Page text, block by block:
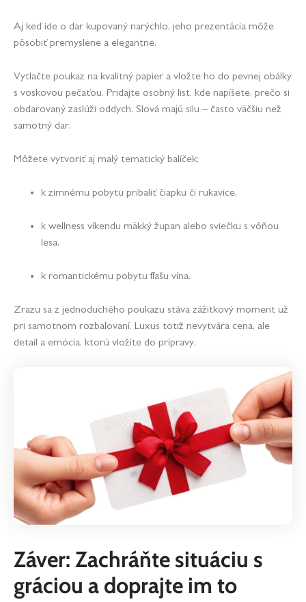
Aj keď ide o dar kupovaný narýchlo, jeho prezentácia môže
pôsobiť premyslene a elegantne.
Vytlačte poukaz na kvalitný papier a vložte ho do pevnej obálky
s voskovou pečaťou. Pridajte osobný list, kde napíšete, prečo si
obdarovaný zaslúži oddych. Slová majú silu – často väčšiu než
samotný dar.
Môžete vytvoriť aj malý tematický balíček:
k zimnému pobytu pribaliť čiapku či rukavice,
k wellness víkendu mäkký župan alebo sviečku s vôňou
lesa,
k romantickému pobytu fľašu vína.
Zrazu sa z jednoduchého poukazu stáva zážitkový moment už
pri samotnom rozbaľovaní. Luxus totiž nevytvára cena, ale
detail a emócia, ktorú vložíte do prípravy.
Záver: Zachráňte situáciu s
gráciou a doprajte im to